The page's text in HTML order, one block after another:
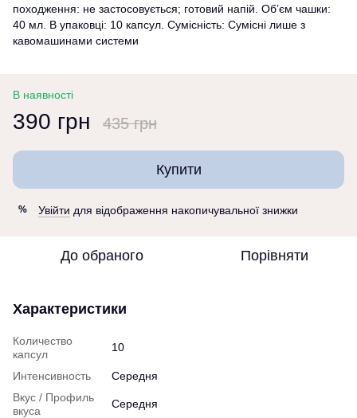
походження: не застосовується; готовий напій. Об’єм чашки:
40 мл. В упаковці: 10 капсул. Сумісність: Сумісні лише з
кавомашинами системи
В наявності
390 грн 435 грн
Купити
% Увійти для відображення накопичувальної знижки
До обраного Порівняти
Характеристики
Количество
капсул
10
Интенсивность
Середня
Вкус / Профиль
вкуса
Середня